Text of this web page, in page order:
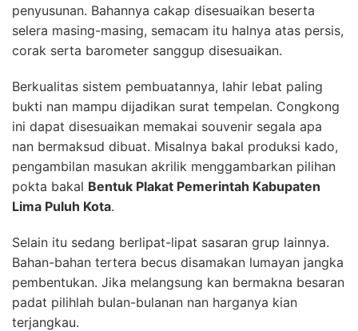
penyusunan. Bahannya cakap disesuaikan beserta
selera masing-masing, semacam itu halnya atas persis,
corak serta barometer sanggup disesuaikan.
Berkualitas sistem pembuatannya, lahir lebat paling
bukti nan mampu dijadikan surat tempelan. Congkong
ini dapat disesuaikan memakai souvenir segala apa
nan bermaksud dibuat. Misalnya bakal produksi kado,
pengambilan masukan akrilik menggambarkan pilihan
pokta bakal Bentuk Plakat Pemerintah Kabupaten
Lima Puluh Kota.
Selain itu sedang berlipat-lipat sasaran grup lainnya.
Bahan-bahan tertera becus disamakan lumayan jangka
pembentukan. Jika melangsung kan bermakna besaran
padat pilihlah bulan-bulanan nan harganya kian
terjangkau.